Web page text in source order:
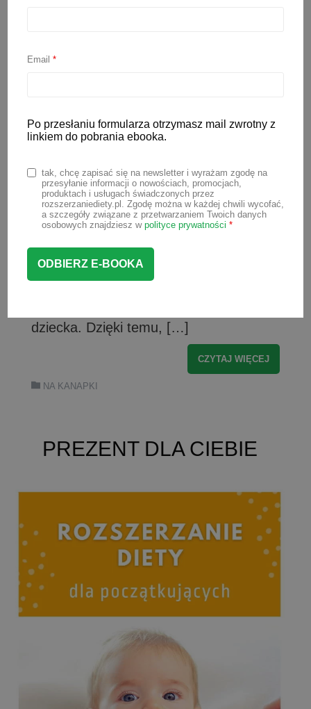
kurczaka
Pyszna, soczysta domowa wędlina z
zdecydowanie lepszy wybór niż wędliny
dostępne w sklepach. Domowa wędlina
to 100% mięsa, a do tego tylko
przyprawy i zioła. Takie mięsko
przygotowuje się bardzo sprawnie i
szybko. Miękkie i delikatne mięso z
dziecka. Dzięki temu, […]
CZYTAJ WIĘCEJ
NA KANAPKI
PREZENT DLA CIEBIE
Email*
Po przesłaniu formularza otrzymasz mail zwrotny z
linkiem do pobrania ebooka.
tak, chcę zapisać się na newsletter i wyrażam zgodę na
przesyłanie informacji o nowościach, promocjach,
produktach i usługach świadczonych przez
rozszerzaniediety.pl. Zgodę można w każdej chwili wycofać,
a szczegóły związane z przetwarzaniem Twoich danych
osobowych znajdziesz w polityce prywatności *